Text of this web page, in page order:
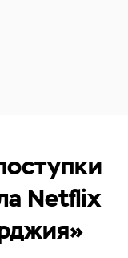
Netflix